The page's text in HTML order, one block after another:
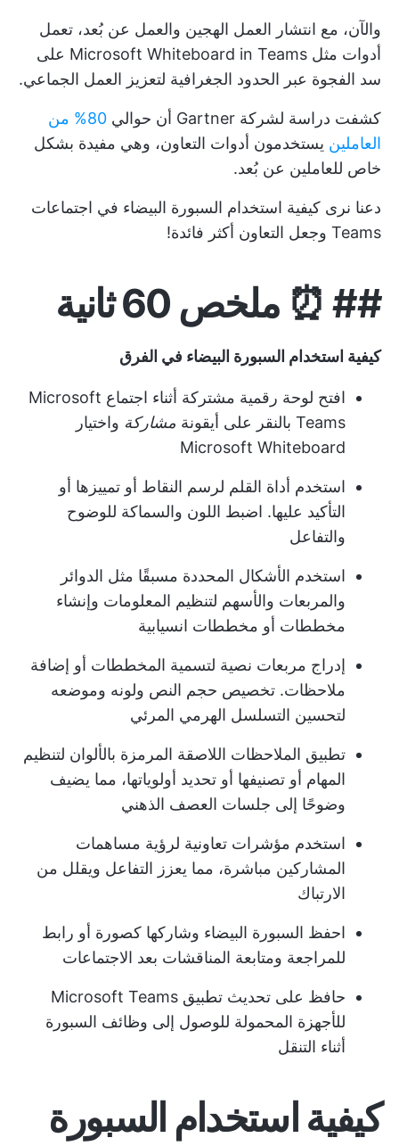
والآن، مع انتشار العمل الهجين والعمل عن بُعد، تعمل
أدوات مثل Microsoft Whiteboard in Teams على
سد الفجوة عبر الحدود الجغرافية لتعزيز العمل الجماعي.
كشفت دراسة لشركة Gartner أن حوالي
80% من
العاملين يستخدمون أدوات التعاون، وهي مفيدة بشكل
خاص للعاملين عن بُعد.
دعنا نرى كيفية استخدام السبورة البيضاء في اجتماعات
Teams وجعل التعاون أكثر فائدة!
## ⏰ ملخص 60 ثانية
كيفية استخدام السبورة البيضاء في الفرق
افتح لوحة رقمية مشتركة أثناء اجتماع Microsoft
Teams بالنقر على أيقونة
مشاركة واختيار
Microsoft Whiteboard
استخدم أداة القلم لرسم النقاط أو تمييزها أو
التأكيد عليها. اضبط اللون والسماكة للوضوح
والتفاعل
استخدم الأشكال المحددة مسبقًا مثل الدوائر
والمربعات والأسهم لتنظيم المعلومات وإنشاء
مخططات أو مخططات انسيابية
إدراج مربعات نصية لتسمية المخططات أو إضافة
ملاحظات. تخصيص حجم النص ولونه وموضعه
لتحسين التسلسل الهرمي المرئي
تطبيق الملاحظات اللاصقة المرمزة بالألوان لتنظيم
المهام أو تصنيفها أو تحديد أولوياتها، مما يضيف
وضوحًا إلى جلسات العصف الذهني
استخدم مؤشرات تعاونية لرؤية مساهمات
المشاركين مباشرة، مما يعزز التفاعل ويقلل من
الارتباك
احفظ السبورة البيضاء وشاركها كصورة أو رابط
للمراجعة ومتابعة المناقشات بعد الاجتماعات
حافظ على تحديث تطبيق Microsoft Teams
للأجهزة المحمولة للوصول إلى وظائف السبورة
أثناء التنقل
كيفية استخدام السبورة